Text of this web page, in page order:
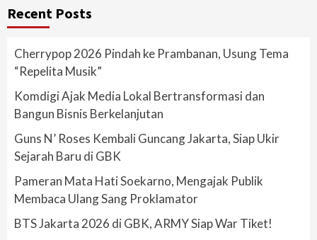
Recent Posts
Cherrypop 2026 Pindah ke Prambanan, Usung Tema
“Repelita Musik”
Komdigi Ajak Media Lokal Bertransformasi dan
Bangun Bisnis Berkelanjutan
Guns N’ Roses Kembali Guncang Jakarta, Siap Ukir
Sejarah Baru di GBK
Pameran Mata Hati Soekarno, Mengajak Publik
Membaca Ulang Sang Proklamator
BTS Jakarta 2026 di GBK, ARMY Siap War Tiket!